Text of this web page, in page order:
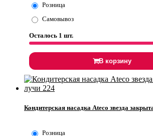
Розница
Самовывоз
Осталось 1 шт.
В корзину
Кондитерская насадка Ateco звезда
Розница